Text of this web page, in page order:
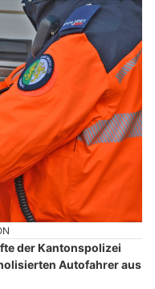
der Kantonspolizei
Autofahrer aus